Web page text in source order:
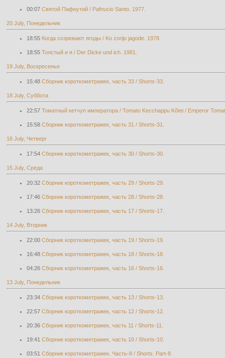
00:07 Святой Пафнутий / Pafnucio Santo. 1977.
20 July, Понедельник
18:55 Когда созревают ягоды / Ko zorijo jagode. 1978.
18:55 Толстый и я / Der Dicke und ich. 1981.
19 July, Воскресенье
15:48 Cборник короткометражек, часть 33 / Shorts-33.
18 July, Суббота
22:57 Томатный кетчуп императора / Tomato Kecchappu Kôtei / Emperor
15:58 Cборник короткометражек, часть 31 / Shorts-31.
16 July, Четверг
17:54 Cборник короткометражек, часть 30 / Shorts-30.
15 July, Среда
20:32 Cборник короткометражек, часть 29 / Shorts-29.
17:46 Cборник короткометражек, часть 28 / Shorts-28.
13:26 Cборник короткометражек, часть 17 / Shorts-17.
14 July, Вторник
22:00 Cборник короткометражек, часть 19 / Shorts-19.
16:48 Cборник короткометражек, часть 18 / Shorts-18.
04:26 Cборник короткометражек, часть 16 / Shorts-16.
13 July, Понедельник
23:34 Cборник короткометражек, часть 13 / Shorts-13.
22:57 Cборник короткометражек, часть 12 / Shorts-12.
20:36 Cборник короткометражек, часть 11 / Shorts-11.
19:41 Cборник короткометражек, часть 10 / Shorts-10.
03:51 Сборник короткометражек. Часть-8 / Shorts. Part-8.